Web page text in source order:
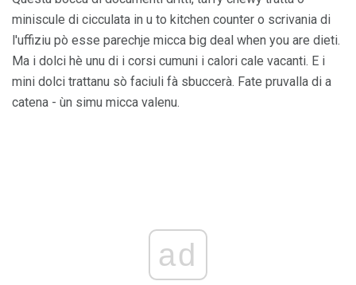
miniscule di cicculata in u to kitchen counter o scrivania di
l'uffiziu pò esse parechje micca big deal when you are dieti.
Ma i dolci hè unu di i corsi cumuni i calori cale vacanti. E i
mini dolci trattanu sò faciuli fà sbuccerà. Fate pruvalla di a
catena - ùn simu micca valenu.
ad